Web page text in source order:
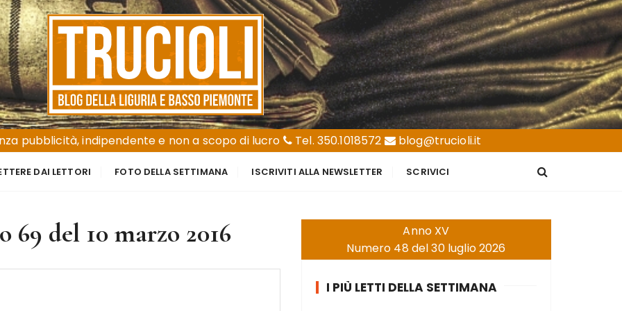
pubblicità, indipendente e non a scopo di lucro
Tel. 350.1018572 blog@trucioli.it
DAI LETTORI FOTO DELLA SETTIMANA ISCRIVITI ALLA NEWSLETTER SCRIVICI
69 del 10 marzo 2016
Anno XV
Numero 48 del 30 luglio 2026
I PIÙ LETTI DELLA SETTIMANA